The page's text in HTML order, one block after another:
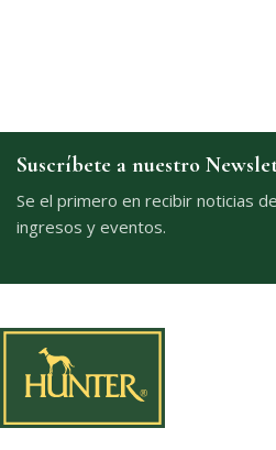
Suscríbete a nuestro
Se el primero en recibir noticias
ingresos y eventos.